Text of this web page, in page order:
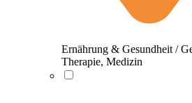
Ernährung & Gesundheit /
Therapie, Medizin